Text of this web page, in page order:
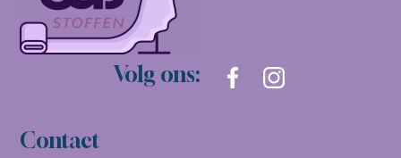
Volg ons:
Contact